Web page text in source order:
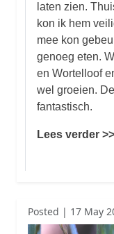
laten zien.
kon ik hem
mee kon
genoeg eten.
en Wortelloof
wel groeien.
fantastisch.
Lees verder >>
Posted | 17 May